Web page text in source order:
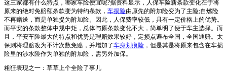
这三家都有什么特点，哪家车险便宜呢?据资料显示，人保车险新条款变化在于将
原来的绝对免赔额条款变为特约条款， 车损险由原先的附加险变为了主险;自燃险
不再赠送，而是单独提为附加险。因此，人保费率较低，具有一定价格上的优势。
而平安的条款整体中规中矩，总体与原条款变化不大，简单明了便于车主选择。而
且，平安车险最大的特点和优势是理赔效果较好，定损点遍布全国，全国通赔。太
保则将理赔改为不计次数免赔，并增加了车身划痕险 ，但是其是将原来包含在车损
险里的涉水险作为单独的附加险，需另外加保。
粗狂表现之一：草草上个全险了事儿